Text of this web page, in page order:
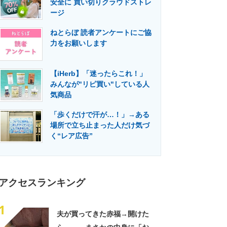
メディア 建設×テクノロジーの最前線
安全に 買い切りクラウドストレ
ージ
ねとらぼ 読者アンケートにご協
力をお願いします
【iHerb】「迷ったらこれ！」
みんなが"リピ買い"している人
気商品
「歩くだけで汗が…！」→ある
場所で立ち止まった人だけ気づ
く“レア広告”
アクセスランキング
夫が買ってきた赤福→開けた